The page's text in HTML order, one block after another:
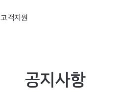
고객지원
공지사항